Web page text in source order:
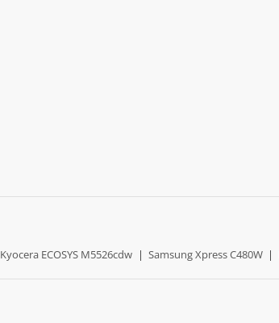
Kyocera ECOSYS M5526cdw | Samsung Xpress C480W |